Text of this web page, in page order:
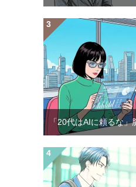
「20代はAIに頼るな